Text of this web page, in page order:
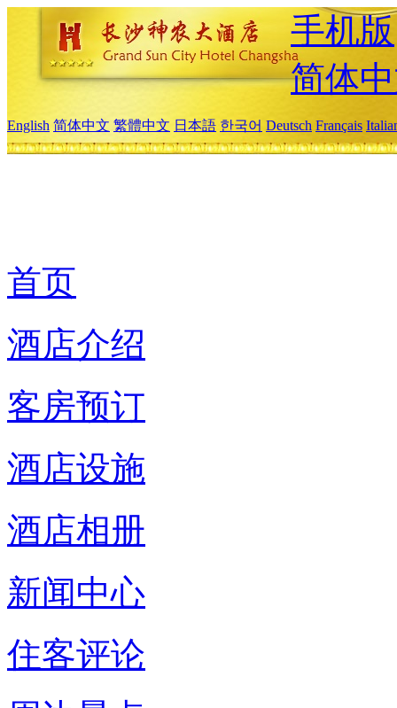
手机版
简体
English 简体中文 繁體中文 日本語 한국어 Deutsch Français
首页
酒店介绍
客房预订
酒店设施
酒店相册
新闻中心
住客评论